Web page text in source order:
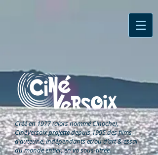
Créé en 1977 (alors nommé Cinoche),
CinéVersoixprojette depuis 1995 des films
d'auteur.e, indépendants et/ou d'art & essai
du monde entier, en vo sous-titrée.